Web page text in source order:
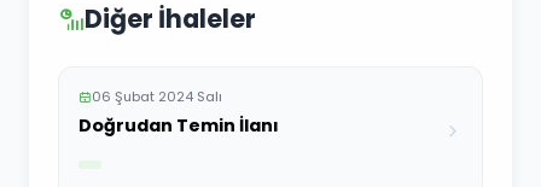
Diğer İhaleler
06 Şubat 2024 Salı
Doğrudan Temin İlanı